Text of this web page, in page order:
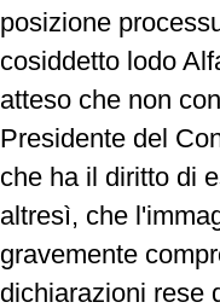
posizione
cosiddetto lodo
atteso che non
Presidente del
che ha il diritto di
altresì, che
gravemente
dichiarazioni rese